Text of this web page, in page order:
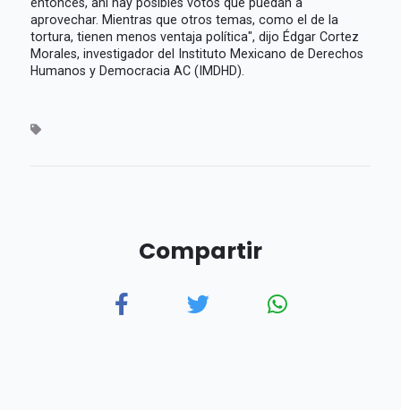
aprovechar. Mientras que otros temas, como el de la
tortura, tienen menos ventaja política", dijo Édgar Cortez
Morales, investigador del Instituto Mexicano de Derechos
Humanos y Democracia AC (IMDHD).
Compartir